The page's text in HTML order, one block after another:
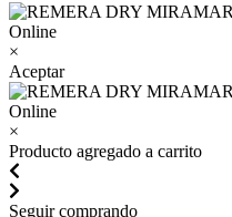
×
Aceptar
×
Producto agregado a carrito
Seguir comprando